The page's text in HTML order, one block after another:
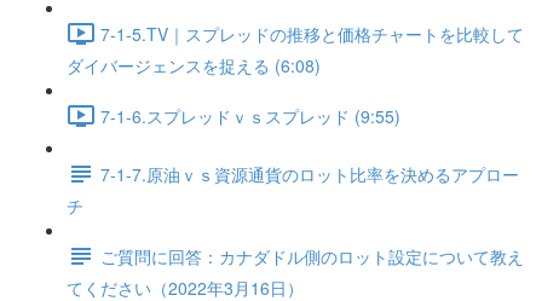
7-1-5.TV｜スプレッドの推移と価格チャートを比較して
ダイバージェンスを捉える (6:08)
7-1-6.スプレッドｖｓスプレッド (9:55)
7-1-7.原油ｖｓ資源通貨のロット比率を決めるアプロー
チ
ご質問に回答：カナダドル側のロット設定について教え
てください（2022年3月16日）